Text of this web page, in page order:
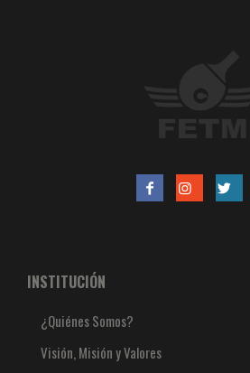
INSTITUCIÓN
¿Quiénes Somos?
Visión, Misión y Valores